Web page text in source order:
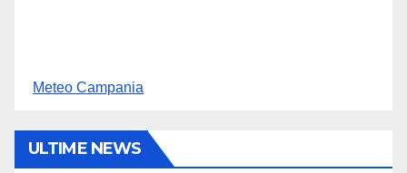
Meteo Campania
ULTIME NEWS